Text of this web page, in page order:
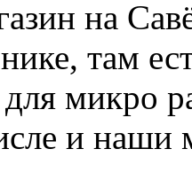
на
там
микро
и наши